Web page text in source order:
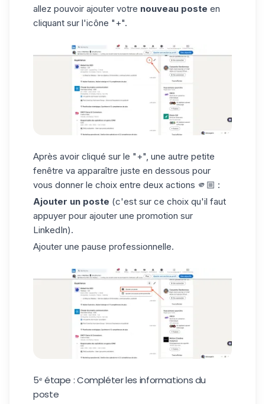
allez pouvoir ajouter votre nouveau poste en
cliquant sur l'icône "+".
Après avoir cliqué sur le "+", une autre petite
fenêtre va apparaître juste en dessous pour
vous donner le choix entre deux actions 🫵🏼 :
Ajouter un poste (c'est sur ce choix qu'il faut
appuyer pour ajouter une promotion sur
LinkedIn).
Ajouter une pause professionnelle.
5ᵉ étape : Compléter les informations du
poste